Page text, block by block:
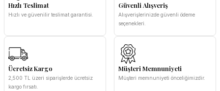
Hızlı Teslimat
Hızlı ve güvenilir teslimat garantisi.
Güvenli Alışveriş
Alışverişlerinizde güvenli ödeme
seçenekleri.
Ücretsiz Kargo
2,500 TL üzeri siparişlerde ücretsiz
kargo fırsatı.
Müşteri Memnuniyeti
Müşteri memnuniyeti önceliğimizdir.